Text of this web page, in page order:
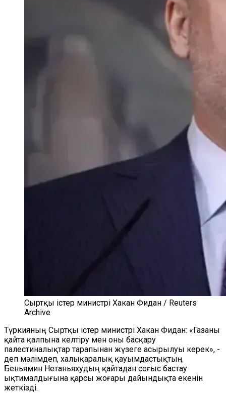
Сыртқы істер министрі Хакан Фидан / Reuters
Archive
Түркияның Сыртқы істер министрі Хакан Фидан: «Газаны
қайта қалпына келтіру мен оны басқару
палестиналықтар тарапынан жүзеге асырылуы керек», -
деп мәлімдеп, халықаралық қауымдастықтың
Беньямин Нетаньяхудың қайтадан соғыс бастау
ықтималдығына қарсы жоғары дайындықта екенін
жеткізді.